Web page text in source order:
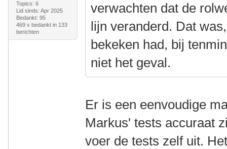
Topics: 6
Lid sinds: Apr 2025
Bedankt: 95
469 x bedankt in 133
berichten
verwachten dat de
lijn veranderd. Dat
bekeken had, bij
niet het geval.
Er is een eenvoudige
Markus' tests accuraat
voer de tests zelf uit.